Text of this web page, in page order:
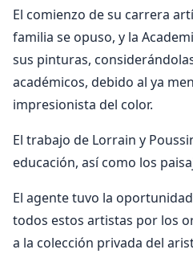
El comienzo de su carrera
familia se opuso, y la
sus pinturas,
académicos, debido al ya
impresionista del color.
El trabajo de Lorrain y
educación, así como los
El agente tuvo la
todos estos artistas por los
a la colección privada del